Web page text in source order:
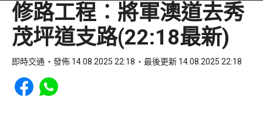
修路工程︰將軍澳道去秀
茂坪道支路(22:18最新)
即時交通 發佈 14.08.2025 22:18 最後更新 14.08.2025 22:18
Share to Facebook
Share to WhatsApp